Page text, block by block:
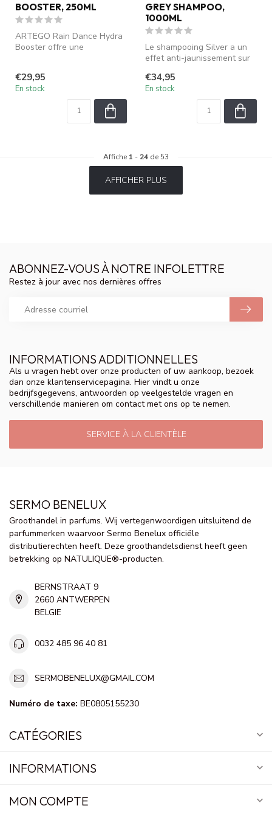
BOOSTER, 250ML
ARTEGO Rain Dance Hydra
Booster offre une
€29,95
En stock
GREY SHAMPOO,
1000ML
Le shampooing Silver a un
effet anti-jaunissement sur
€34,95
En stock
Affiche 1 - 24 de 53
AFFICHER PLUS
INFORMATIONS ADDITIONNELLES
Als u vragen hebt over onze producten of uw aankoop, bezoek
dan onze klantenservicepagina. Hier vindt u onze
bedrijfsgegevens, antwoorden op veelgestelde vragen en
verschillende manieren om contact met ons op te nemen.
SERVICE À LA CLIENTÈLE
ABONNEZ-VOUS À NOTRE INFOLETTRE
Restez à jour avec nos dernières offres
SERMO BENELUX
Groothandel in parfums. Wij vertegenwoordigen uitsluitend de
parfummerken waarvoor Sermo Benelux officiële
distributierechten heeft. Deze groothandelsdienst heeft geen
betrekking op NATULIQUE®-producten.
BERNSTRAAT 9
2660 ANTWERPEN
BELGIE
0032 485 96 40 81
SERMOBENELUX@GMAIL.COM
Numéro de taxe: BE0805155230
CATÉGORIES
INFORMATIONS
MON COMPTE